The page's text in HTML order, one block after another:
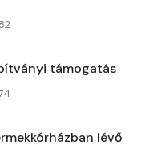
támogatás
lévő